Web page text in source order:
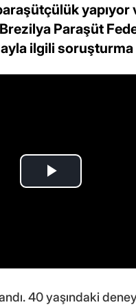
Paraşüt
ilgili soruşturma
40 yaşındaki